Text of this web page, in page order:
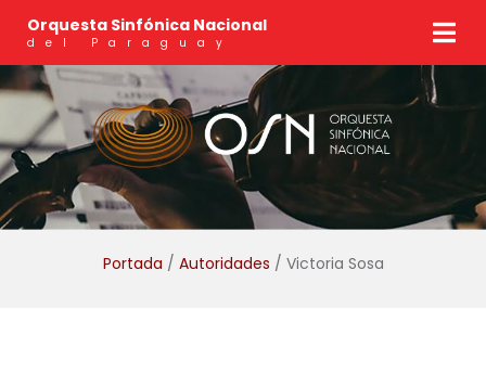
Orquesta Sinfónica Nacional
del Paraguay
Portada / Autoridades / Victoria Sosa